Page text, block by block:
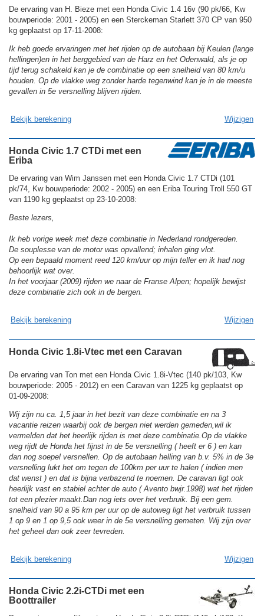
De ervaring van H. Bieze met een Honda Civic 1.4 16v (90 pk/66, Kw
bouwperiode: 2001 - 2005) en een Sterckeman Starlett 370 CP van 950
kg geplaatst op 17-11-2008:
Ik heb goede ervaringen met het rijden op de autobaan bij Keulen (lange
hellingen)en in het berggebied van de Harz en het Odenwald, als je op
tijd terug schakeld kan je de combinatie op een snelheid van 80 km/u
houden. Op de vlakke weg zonder harde tegenwind kan je in de meeste
gevallen in 5e versnelling blijven rijden.
Bekijk berekening Wijzigen
Honda Civic 1.7 CTDi met een
Eriba
De ervaring van Wim Janssen met een Honda Civic 1.7 CTDi (101
pk/74, Kw bouwperiode: 2002 - 2005) en een Eriba Touring Troll 550 GT
van 1190 kg geplaatst op 23-10-2008:
Beste lezers,
Ik heb vorige week met deze combinatie in Nederland rondgereden.
De souplesse van de motor was opvallend; inhalen ging vlot.
Op een bepaald moment reed 120 km/uur op mijn teller en ik had nog
behoorlijk wat over.
In het voorjaar (2009) rijden we naar de Franse Alpen; hopelijk bewijst
deze combinatie zich ook in de bergen.
Bekijk berekening Wijzigen
Honda Civic 1.8i-Vtec met een Caravan
De ervaring van Ton met een Honda Civic 1.8i-Vtec (140 pk/103, Kw
bouwperiode: 2005 - 2012) en een Caravan van 1225 kg geplaatst op
01-09-2008:
Wij zijn nu ca. 1,5 jaar in het bezit van deze combinatie en na 3
vacantie reizen waarbij ook de bergen niet werden gemeden,wil ik
vermelden dat het heerlijk rijden is met deze combinatie.Op de vlakke
weg rijdt de Honda het fijnst in de 5e versnelling ( heeft er 6 ) en kan
dan nog soepel versnellen. Op de autobaan helling van b.v. 5% in de 3e
versnelling lukt het om tegen de 100km per uur te halen ( indien men
dat wenst ) en dat is bijna verbazend te noemen. De caravan ligt ook
heerlijk vast en stabiel achter de auto ( Avento bwjr.1998) wat het rijden
tot een plezier maakt.Dan nog iets over het verbruik. Bij een gem.
snelheid van 90 a 95 km per uur op de autoweg ligt het verbruik tussen
1 op 9 en 1 op 9,5 ook weer in de 5e versnelling gemeten. Wij zijn over
het geheel dan ook zeer tevreden.
Bekijk berekening Wijzigen
Honda Civic 2.2i-CTDi met een
Boottrailer